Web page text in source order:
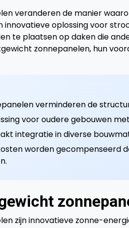
veranderen de manier
innovatieve oplossing voor
te plaatsen op daken die
zonnepanelen, hun
verminderen de
voor oudere gebouwen
integratie in diverse
worden gecompenseerd
zijn innovatieve zonne-